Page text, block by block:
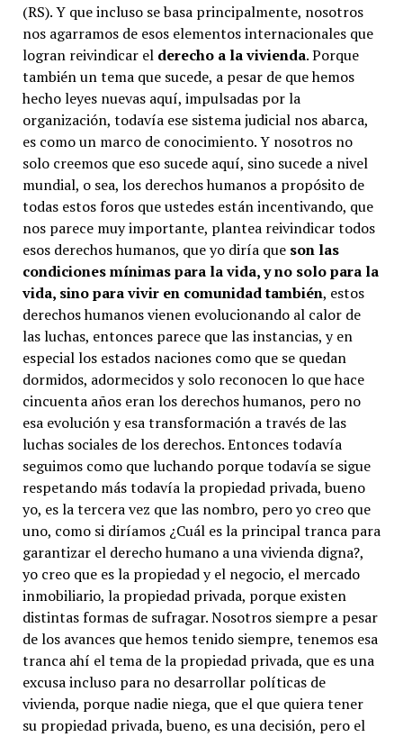
(RS). Y que incluso se basa principalmente, nosotros
nos agarramos de esos elementos internacionales que
logran reivindicar el derecho a la vivienda. Porque
también un tema que sucede, a pesar de que hemos
hecho leyes nuevas aquí, impulsadas por la
organización, todavía ese sistema judicial nos abarca,
es como un marco de conocimiento. Y nosotros no
solo creemos que eso sucede aquí, sino sucede a nivel
mundial, o sea, los derechos humanos a propósito de
todas estos foros que ustedes están incentivando, que
nos parece muy importante, plantea reivindicar todos
esos derechos humanos, que yo diría que son las
condiciones mínimas para la vida, y no solo para la
vida, sino para vivir en comunidad también, estos
derechos humanos vienen evolucionando al calor de
las luchas, entonces parece que las instancias, y en
especial los estados naciones como que se quedan
dormidos, adormecidos y solo reconocen lo que hace
cincuenta años eran los derechos humanos, pero no
esa evolución y esa transformación a través de las
luchas sociales de los derechos. Entonces todavía
seguimos como que luchando porque todavía se sigue
respetando más todavía la propiedad privada, bueno
yo, es la tercera vez que las nombro, pero yo creo que
uno, como si diríamos ¿Cuál es la principal tranca para
garantizar el derecho humano a una vivienda digna?,
yo creo que es la propiedad y el negocio, el mercado
inmobiliario, la propiedad privada, porque existen
distintas formas de sufragar. Nosotros siempre a pesar
de los avances que hemos tenido siempre, tenemos esa
tranca ahí el tema de la propiedad privada, que es una
excusa incluso para no desarrollar políticas de
vivienda, porque nadie niega, que el que quiera tener
su propiedad privada, bueno, es una decisión, pero el